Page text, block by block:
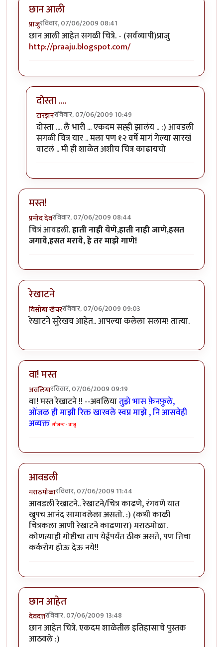
छान आली
प्राजुरविवार, 07/06/2009 08:41
छान आली आहेत सगळी चित्रे. - (सर्वव्यापी)प्राजु
http://praaju.blogspot.com/
दोस्ता ....
टारझनरविवार, 07/06/2009 10:49
In reply toछान आलीbyप्राजु
दोस्ता .... लै भारी ... एकदम सह्ही झालंय .. :) आवडली
सगळी चित्र यार .. मला पण १२ वर्षे मागं गेल्या सारखं
वाटलं .. मी ही शाळेत अशीच चित्र काढायचो
मस्त!
प्रमोद देवरविवार, 07/06/2009 08:44
चित्रं आवडली.हाती नाही येणे,हाती नाही जाणे,हसत
जगावे,हसत मरावे, हे तर माझे गाणे!
रेखाटने
विसोबा खेचररविवार, 07/06/2009 09:03
रेखाटने सुरेखच आहेत.. आपल्या कलेला सलाम! तात्या.
वा! मस्त
अवलियारविवार, 07/06/2009 09:19
वा! मस्त रेखाटने !! --अवलियातुझे भास फ़ेनफ़ुले,
ओंजळ ही माझी रिक्त खारवले स्वप्न माझे , नि आसवेही
अव्यक्त सौजन्य - प्राजु
आवडली
मराठमोळारविवार, 07/06/2009 11:44
आवडली रेखाटने.. रेखाटने/चित्र काढणे, रंगवणे यात
खुपच आनंद सामावलेला असतो. :) (कधी काळी
चित्रकला आणी रेखाटने काढणारा) मराठमोळा.
कोणत्याही गोष्टीचा ताप येईपर्यंत ठीक असते, पण तिचा
कर्करोग होऊ देऊ नये!!
छान आहेत
देवदत्तरविवार, 07/06/2009 13:48
छान आहेत चित्रे. एकदम शाळेतील इतिहासाचे पुस्तक
आठवले :)